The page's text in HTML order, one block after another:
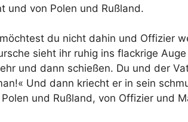
und von Polen und Rußland.
du nicht dahin und Offizier
sieht ihr ruhig ins flackrige
und dann schießen. Du und der
Und dann kriecht er in sein
und Rußland, von Offizier und